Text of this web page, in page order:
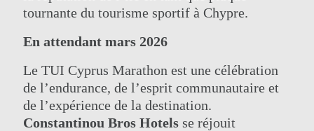
tournante du tourisme sportif à Chypre.
En attendant mars 2026
Le TUI Cyprus Marathon est une célébration
de l’endurance, de l’esprit communautaire et
de l’expérience de la destination.
Constantinou Bros Hotelsse réjouit